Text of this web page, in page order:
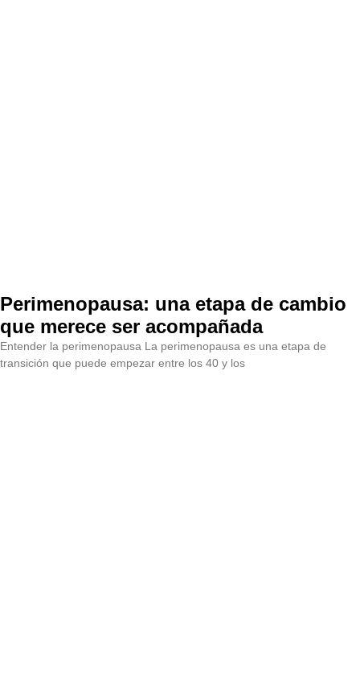
Perimenopausa: una etapa de cambio
que merece ser acompañada
Entender la perimenopausa La perimenopausa es una etapa de
transición que puede empezar entre los 40 y los